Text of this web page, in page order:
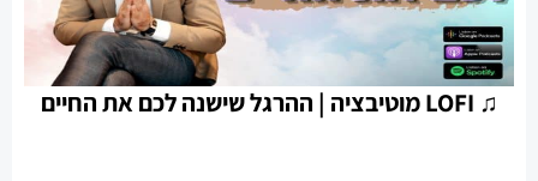
♫ LOFI מוטיבציה | ההרגל שישנה לכם את החיים